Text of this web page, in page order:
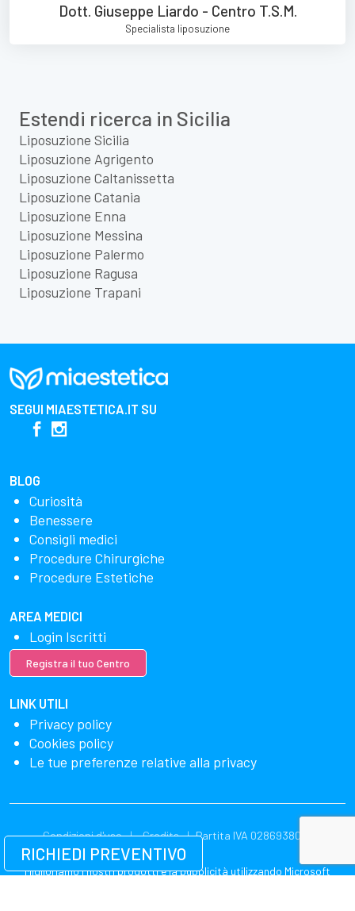
Dott. Giuseppe Liardo - Centro T.S.M.
Specialista liposuzione
Estendi ricerca in Sicilia
Liposuzione Sicilia
Liposuzione Agrigento
Liposuzione Caltanissetta
Liposuzione Catania
Liposuzione Enna
Liposuzione Messina
Liposuzione Palermo
Liposuzione Ragusa
Liposuzione Trapani
SEGUI MIAESTETICA.IT SU
BLOG
Curiosità
Benessere
Consigli medici
Procedure Chirurgiche
Procedure Estetiche
AREA MEDICI
Login Iscritti
Registra il tuo Centro
LINK UTILI
Privacy policy
Cookies policy
Le tue preferenze relative alla privacy
Condizioni d'uso Credits Partita IVA 02869380549
Miglioriamo i nostri prodotti e la pubblicità utilizzando Microsoft
RICHIEDI PREVENTIVO